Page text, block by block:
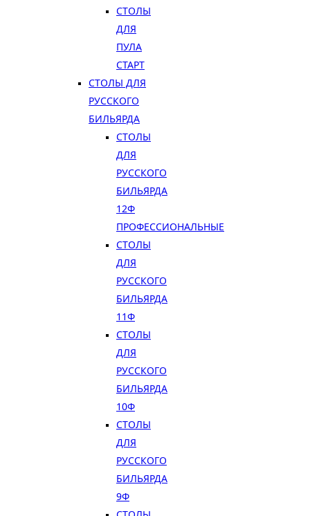
СТОЛЫ
ДЛЯ
ПУЛА
СТАРТ
СТОЛЫ ДЛЯ
РУССКОГО
БИЛЬЯРДА
СТОЛЫ
ДЛЯ
РУССКОГО
БИЛЬЯРДА
12Ф
ПРОФЕССИОНАЛЬНЫЕ
СТОЛЫ
ДЛЯ
РУССКОГО
БИЛЬЯРДА
11Ф
СТОЛЫ
ДЛЯ
РУССКОГО
БИЛЬЯРДА
10Ф
СТОЛЫ
ДЛЯ
РУССКОГО
БИЛЬЯРДА
9Ф